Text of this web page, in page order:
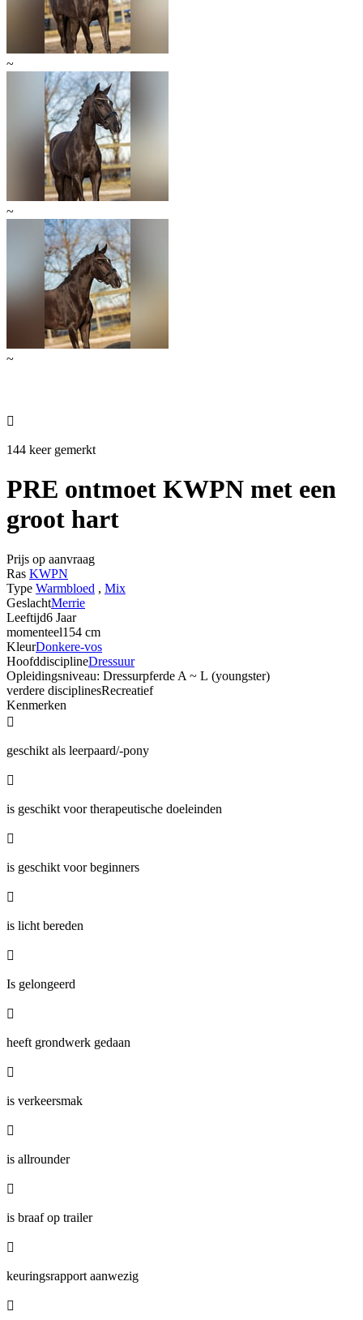
~
~
~

144 keer gemerkt
PRE ontmoet KWPN met een
groot hart
Prijs op aanvraag
Ras KWPN
Type Warmbloed , Mix
GeslachtMerrie
Leeftijd6 Jaar
momenteel154 cm
KleurDonkere-vos
HoofddisciplineDressuur
Opleidingsniveau: Dressurpferde A ~ L (youngster)
verdere disciplinesRecreatief
Kenmerken

geschikt als leerpaard/-pony

is geschikt voor therapeutische doeleinden

is geschikt voor beginners

is licht bereden

Is gelongeerd

heeft grondwerk gedaan

is verkeersmak

is allrounder

is braaf op trailer

keuringsrapport aanwezig
